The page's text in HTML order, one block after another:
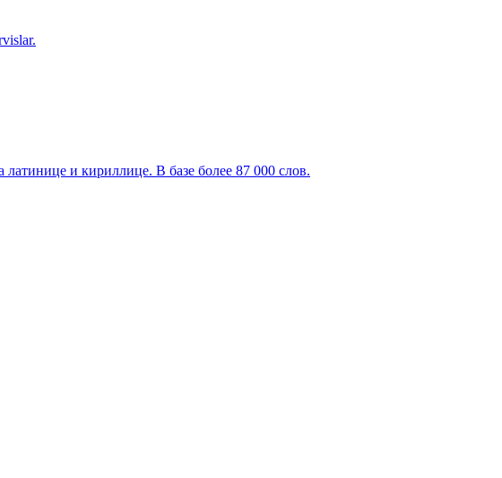
и кириллице. В базе более 87 000 слов.